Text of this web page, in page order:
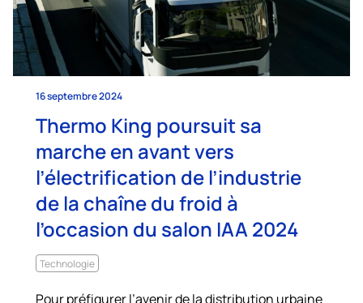
16 septembre 2024
Thermo King poursuit sa
marche en avant vers
l’électrification de l’industrie
de la chaîne du froid à
l’occasion du salon IAA 2024
Technologie
Pour préfigurer l’avenir de la distribution urbaine